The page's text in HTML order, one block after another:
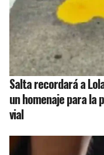
Salta recordará a
un homenaje para la
vial